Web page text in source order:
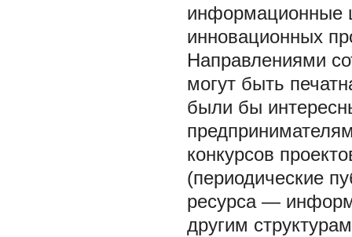
информационные
инновационных
Направлениями
могут быть
были бы
конкурсов
(периодические
ресурса —
другим